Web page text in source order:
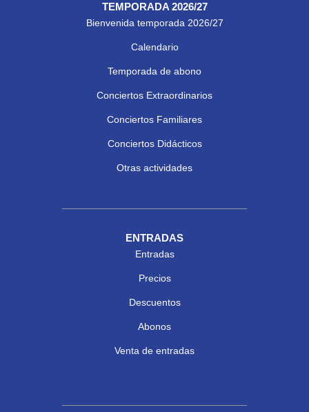
TEMPORADA 2026/27
Bienvenida temporada 2026/27
Calendario
Temporada de abono
Conciertos Extraordinarios
Conciertos Familiares
Conciertos Didácticos
Otras actividades
ENTRADAS
Entradas
Precios
Descuentos
Abonos
Venta de entradas